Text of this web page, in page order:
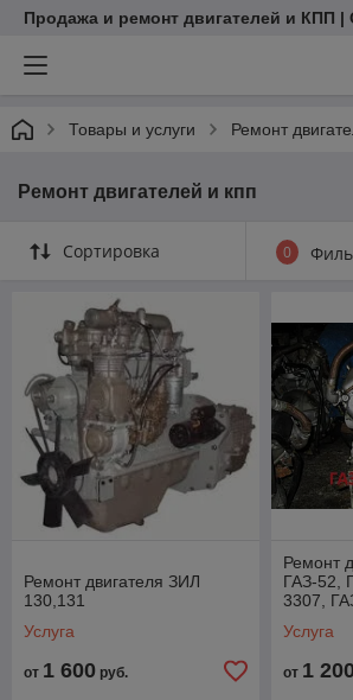
Продажа и ремонт двигателей и КПП
Товары и услуги Ремонт
Ремонт двигателей и кпп
Сортировка 0
Ремонт двигателя ЗИЛ
130,131
Услуга
от 1 600 руб.
Ремонт
ГАЗ-52,
3307,
Услуга
от 1